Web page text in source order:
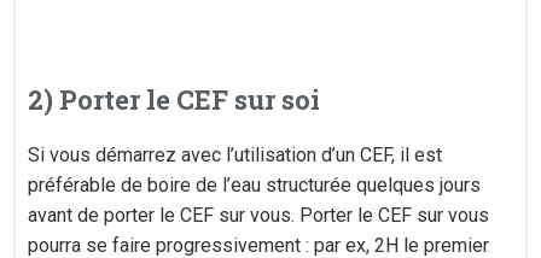
2) Porter le CEF sur soi
Si vous démarrez avec l’utilisation d’un CEF, il est
préférable de boire de l’eau structurée quelques jours
avant de porter le CEF sur vous. Porter le CEF sur vous
pourra se faire progressivement : par ex, 2H le premier